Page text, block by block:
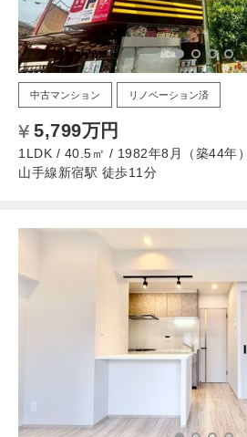
中古マンション リノベーション済
5,799万円
1LDK / 40.5㎡ / 1982年8月（築44年）
山手線新宿駅 徒歩11分